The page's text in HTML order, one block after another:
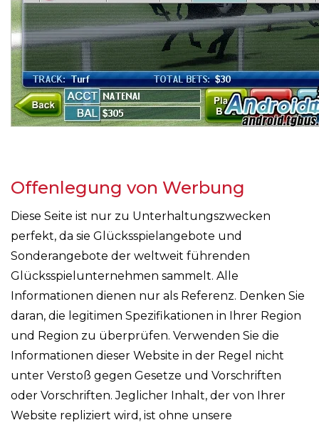
Offenlegung von Werbung
Diese Seite ist nur zu Unterhaltungszwecken
perfekt, da sie Glücksspielangebote und
Sonderangebote der weltweit führenden
Glücksspielunternehmen sammelt. Alle
Informationen dienen nur als Referenz. Denken Sie
daran, die legitimen Spezifikationen in Ihrer Region
und Region zu überprüfen. Verwenden Sie die
Informationen dieser Website in der Regel nicht
unter Verstoß gegen Gesetze und Vorschriften
oder Vorschriften. Jeglicher Inhalt, der von Ihrer
Website repliziert wird, ist ohne unsere